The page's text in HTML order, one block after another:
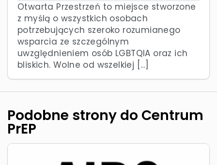
Otwarta Przestrzeń to miejsce stworzone
z myślą o wszystkich osobach
potrzebujących szeroko rozumianego
wsparcia ze szczególnym
uwzględnieniem osób LGBTQIA oraz ich
bliskich. Wolne od wszelkiej […]
Podobne strony do Centrum
PrEP